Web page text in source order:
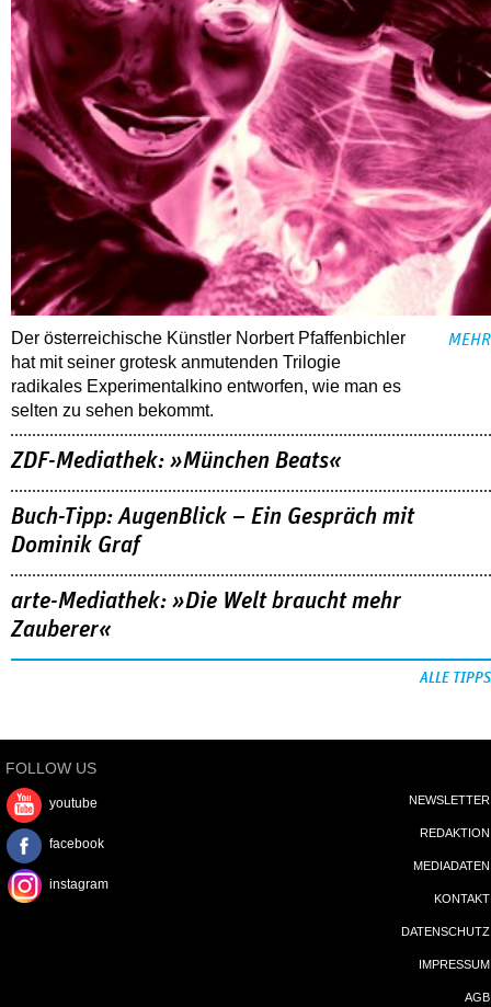
Der österreichische Künstler Norbert Pfaffenbichler
hat mit seiner grotesk anmutenden Trilogie
radikales Experimentalkino entworfen, wie man es
selten zu sehen bekommt.
MEHR
ZDF-Mediathek: »München Beats«
Buch-Tipp: AugenBlick – Ein Gespräch mit
Dominik Graf
arte-Mediathek: »Die Welt braucht mehr
Zauberer«
ALLE TIPPS
FOLLOW US
youtube
facebook
instagram
NEWSLETTER
REDAKTION
MEDIADATEN
KONTAKT
DATENSCHUTZ
IMPRESSUM
AGB